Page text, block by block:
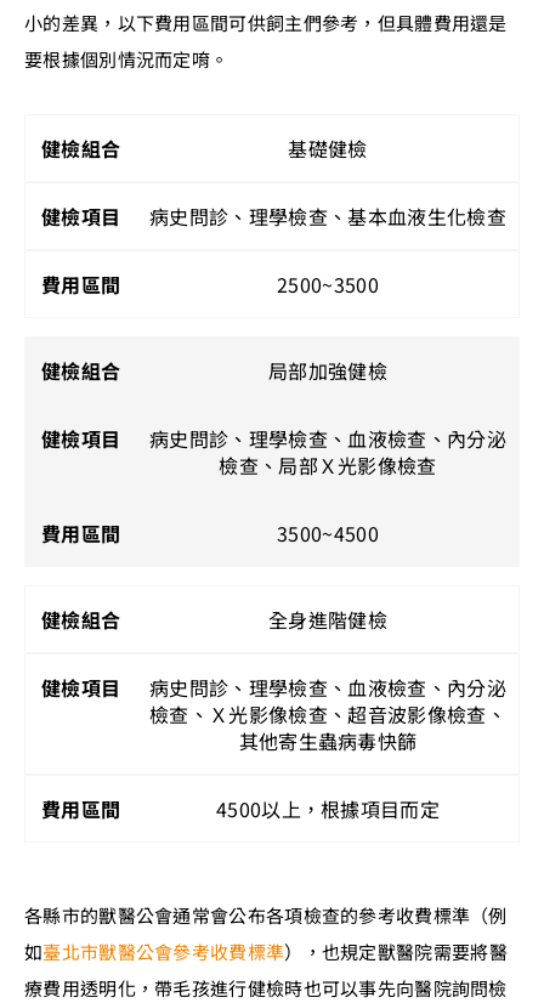
小的差異，以下費用區間可供飼主們參考，但具體費用還是
要根據個別情況而定唷。
基礎健檢
病史問診、理學檢查、基本血液生化檢查
2500~3500
局部加強健檢
病史問診、理學檢查、血液檢查、內分泌
檢查、局部Ｘ光影像檢查
3500~4500
全身進階健檢
病史問診、理學檢查、血液檢查、內分泌
檢查、Ｘ光影像檢查、超音波影像檢查、
其他寄生蟲病毒快篩
4500以上，根據項目而定
各縣市的獸醫公會通常會公布各項檢查的參考收費標準（例
如臺北市獸醫公會參考收費標準），也規定獸醫院需要將醫
療費用透明化，帶毛孩進行健檢時也可以事先向醫院詢問檢